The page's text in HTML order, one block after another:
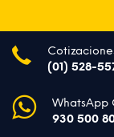
(01) 528-
WhatsApp
930 500